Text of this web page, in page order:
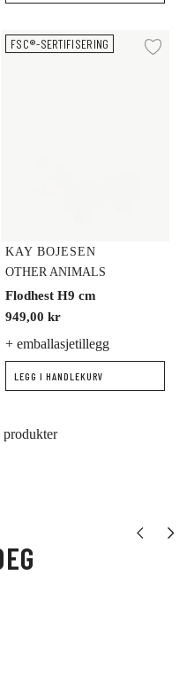
til ønskeliste
Flodhest H9 cm
FSC®-SERTIFISERING
KAY BOJESEN
OTHER ANIMALS
Flodhest H9 cm
949,00 kr
+ emballasjetillegg
LEGG I HANDLEKURV
produkter
Vis forrige
Vis